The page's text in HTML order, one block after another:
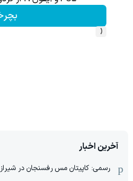
‹
آخرین اخبار
رسمی: کاپیتان مس رفسنجان در شیراز